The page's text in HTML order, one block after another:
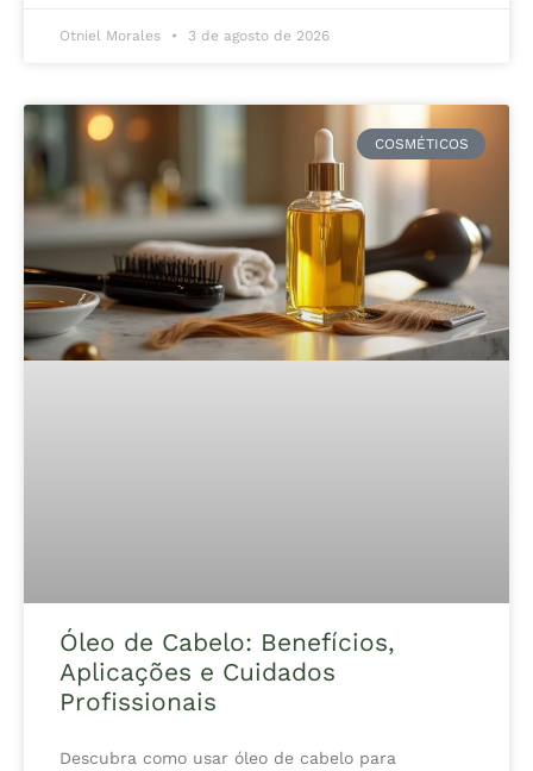
Otniel Morales 3 de agosto de 2026
COSMÉTICOS
Óleo de Cabelo: Benefícios,
Aplicações e Cuidados
Profissionais
Descubra como usar óleo de cabelo para